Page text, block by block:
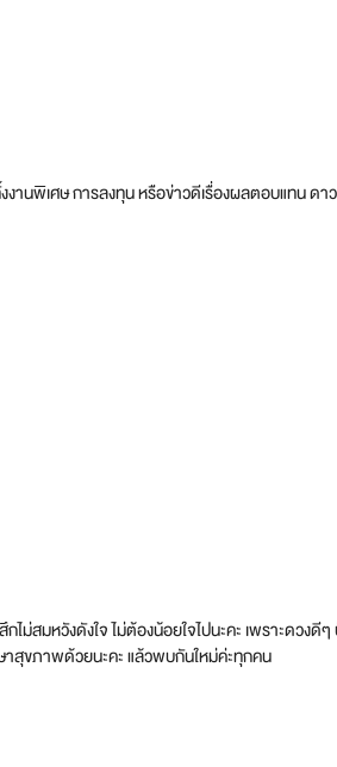
านพิเศษ การลงทุน หรือข่าวดีเรื่องผลตอบแทน ดา
ไม่สมหวังดังใจ ไม่ต้องน้อยใจไปนะคะ เพราะด
สุขภาพด้วยนะคะ แล้วพบกันใหม่ค่ะทุกคน